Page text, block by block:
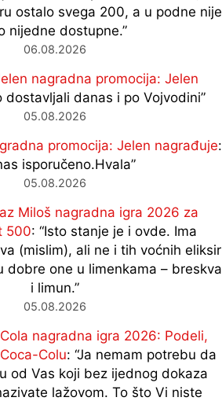
ostalo svega 200, a u podne nije
nijedne dostupne.”
06.08.2026
nagradna promocija: Jelen
dostavljali danas i po Vojvodini”
05.08.2026
promocija: Jelen nagrađuje:
isporučeno.Hvala”
05.08.2026
Miloš nagradna igra 2026 za
500: “Isto stanje je i ovde. Ima
(mislim), ali ne i tih voćnih eliksir
dobre one u limenkama – breskva
i limun.”
05.08.2026
nagradna igra 2026: Podeli,
Colu: “Ja nemam potrebu da
od Vas koji bez ijednog dokaza
lažovom. To što Vi niste